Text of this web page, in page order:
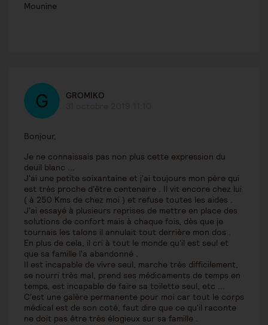
Mounine
GROMIKO
Bonjour,
Je ne connaissais pas non plus cette expression du
deuil blanc ...
J'ai une petite soixantaine et j'ai toujours mon père qui
est très proche d'être centenaire . Il vit encore chez lui
( à 250 Kms de chez moi ) et refuse toutes les aides .
J'ai essayé à plusieurs reprises de mettre en place des
solutions de confort mais à chaque fois, dès que je
tournais les talons il annulait tout derrière mon dos .
En plus de cela, il cri à tout le monde qu'il est seul et
que sa famille l'a abandonné .
Il est incapable de vivre seul, marche très difficilement,
se nourri très mal, prend ses médicaments de temps en
temps, est incapable de faire sa toilette seul, etc ...
C'est une galère permanente pour moi car tout le corps
médical est de son coté, faut dire que ce qu'il raconte
ne doit pas être très élogieux sur sa famille .